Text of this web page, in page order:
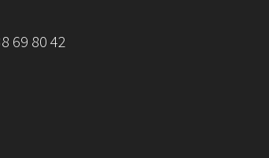
69 80 42